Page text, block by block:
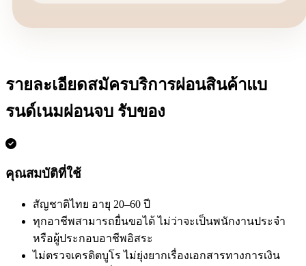
รายละเอียดสมัครบริการผ่อนสินค้าแบ
รนด์เนมผ่อนจบ รับของ
คุณสมบัติที่ใช้
สัญชาติไทย อายุ 20–60 ปี
ทุกอาชีพสามารถยื่นขอได้ ไม่ว่าจะเป็นพนักงานประจำ
หรือผู้ประกอบอาชีพอิสระ
ไม่ตรวจเครดิตบูโร ไม่ยุ่งยากเรื่องเอกสารทางการเงิน